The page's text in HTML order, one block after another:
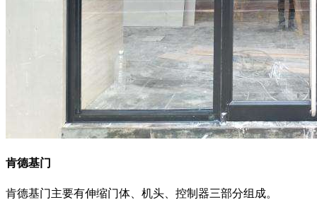
肯德基门
肯德基门主要有伸缩门体、机头、控制器三部分组成。